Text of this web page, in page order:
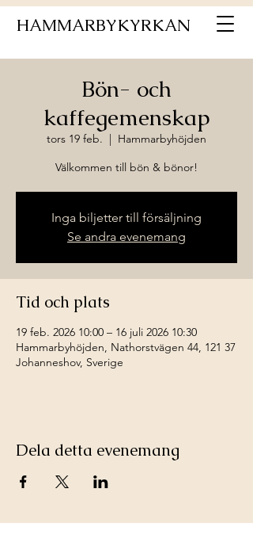
HAMMARBYKYRKAN
Bön- och
kaffegemenskap
tors 19 feb.
  |
Hammarbyhöjden
Välkommen till bön & bönor!
Inga biljetter till försäljning
Se andra evenemang
Tid och plats
19 feb. 2026 10:00 – 16 juli 2026 10:30
Hammarbyhöjden, Nathorstvägen 44, 121 37
Johanneshov, Sverige
Dela detta evenemang